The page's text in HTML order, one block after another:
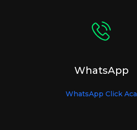
WhatsApp
WhatsApp Click Aca